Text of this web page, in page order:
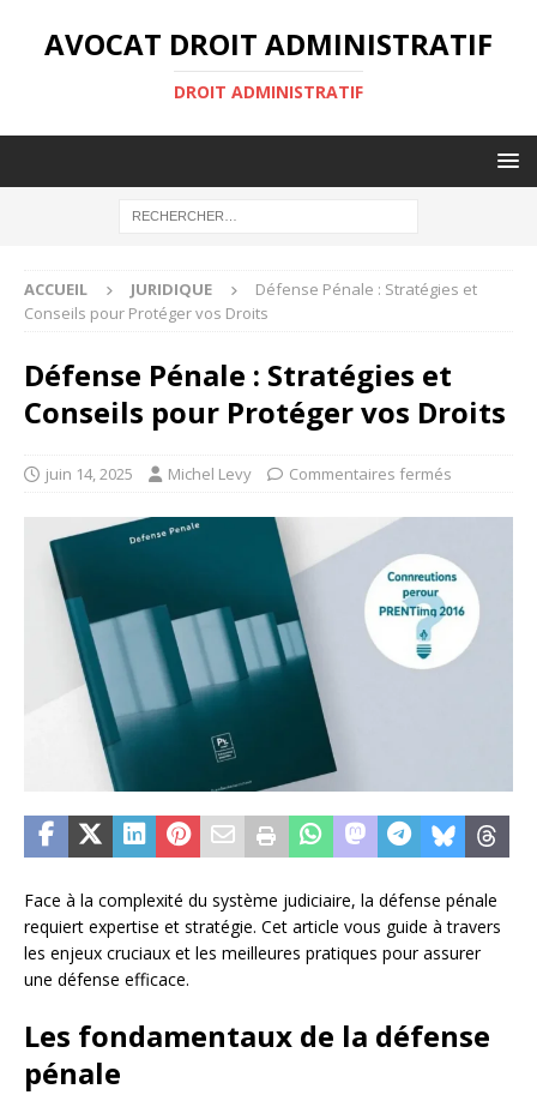
AVOCAT DROIT ADMINISTRATIF
DROIT ADMINISTRATIF
ACCUEIL JURIDIQUE
Défense Pénale : Stratégies et
Conseils pour Protéger vos Droits
Défense Pénale : Stratégies et
Conseils pour Protéger vos Droits
juin 14, 2025 Michel Levy Commentaires fermés
Face à la complexité du système judiciaire, la défense pénale
requiert expertise et stratégie. Cet article vous guide à travers
les enjeux cruciaux et les meilleures pratiques pour assurer
une défense efficace.
Les fondamentaux de la défense
pénale